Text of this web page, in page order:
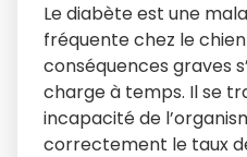
Le diabète est une
fréquente chez le
conséquences graves
charge à temps. Il se
incapacité de
correctement le taux